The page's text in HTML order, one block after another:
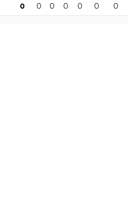
0 0 0 0 0 0 0